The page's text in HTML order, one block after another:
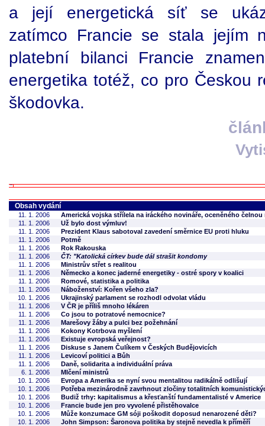
a její energetická síť se
zatímco Francie se stala jejím
platební bilanci Francie
energetika totéž, co pro Českou
škodovka.
Obsah vydání
11. 1. 2006
Americká vojska střílela na iráckého novináře, oceněného
11. 1. 2006
Už bylo dost výmluv!
11. 1. 2006
Prezident Klaus sabotoval zavedení směrnice EU proti hluku
11. 1. 2006
Potmě
11. 1. 2006
Rok Rakouska
11. 1. 2006
ČT: "Katolická církev bude dál strašit kondomy
11. 1. 2006
Ministrův střet s realitou
11. 1. 2006
Německo a konec jaderné energetiky - ostré spory v koalici
11. 1. 2006
Romové, statistika a politika
11. 1. 2006
Náboženství: Kořen všeho zla?
10. 1. 2006
Ukrajinský parlament se rozhodl odvolat vládu
11. 1. 2006
V ČR je příliš mnoho lékáren
11. 1. 2006
Co jsou to potratové nemocnice?
11. 1. 2006
Marešovy žáby a pulci bez požehnání
11. 1. 2006
Kokony Kotrbova myšlení
11. 1. 2006
Existuje evropská veřejnost?
11. 1. 2006
Diskuse s Janem Čulíkem v Českých Budějovicích
11. 1. 2006
Levicoví politici a Bůh
11. 1. 2006
Daně, solidarita a individuální práva
6. 1. 2006
Mlčení ministrů
10. 1. 2006
Evropa a Amerika se nyní svou mentalitou radikálně odlišují
10. 1. 2006
Potřeba mezinárodně zavrhnout zločiny totalitních
10. 1. 2006
Budiž trhy: kapitalismus a křesťanští fundamentalisté v Americe
10. 1. 2006
Francie bude jen pro vyvolené přistěhovalce
10. 1. 2006
Může konzumace GM sóji poškodit doposud nenarozené děti?
10. 1. 2006
John Simpson: Šaronova politika by stejně nevedla k příměří